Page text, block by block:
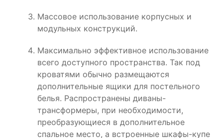
Массовое использование корпусных и
модульных конструкций.
Максимально эффективное использование
всего доступного пространства. Так под
кроватями обычно размещаются
дополнительные ящики для постельного
белья. Распространены диваны-
трансформеры, при необходимости,
преобразующиеся в дополнительное
спальное место, а встроенные шкафы-купе